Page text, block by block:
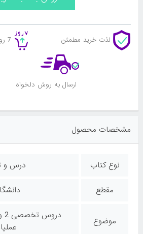
لذت خرید مطمئن 7 روز ضمانت بازکشت
ارسال به روش دلخواه
مشخصات محصول
نوع کتاب درس
مقطع
موضوع